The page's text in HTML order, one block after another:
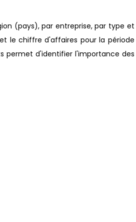
(pays), par entreprise, par type et
le chiffre d'affaires pour la période
permet d'identifier l'importance des